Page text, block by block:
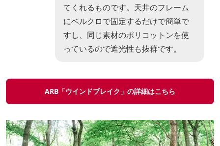
てくれるものです。天井のフレーム
にベルクロで固定するだけで簡単で
すし、同じ素材のポリコットンを使
っているので遮光性も抜群です。
ARB「ウインドブレイク」の詳細はこちら